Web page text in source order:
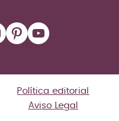
Pinterest
YouTube
Política editorial
Aviso Legal